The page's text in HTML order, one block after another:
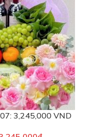
3,245,000 VND